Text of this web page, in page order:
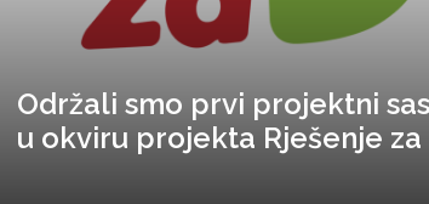
Održali smo prvi projektni
u okviru projekta Rješenje za